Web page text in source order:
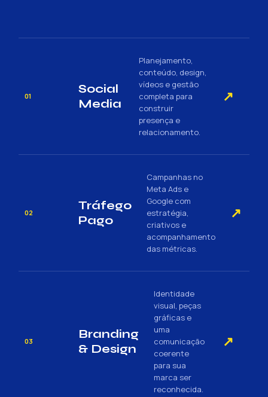
01
Social
Media
Planejamento,
conteúdo, design,
vídeos e gestão
completa para
construir
presença e
relacionamento.
↗
02
Tráfego
Pago
Campanhas no
Meta Ads e
Google com
estratégia,
criativos e
acompanhamento
das métricas.
↗
03
Branding
& Design
Identidade
visual, peças
gráficas e
uma
comunicação
coerente
para sua
marca ser
reconhecida.
↗